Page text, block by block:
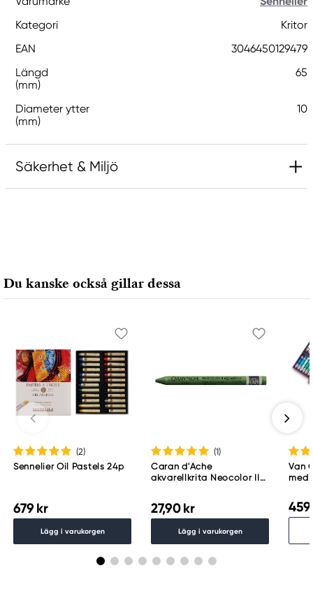
Kategori
Kritor
EAN
3046450129479
Längd
(mm)
65
Diameter ytter
(mm)
10
Säkerhet & Miljö
22002 Saint Brieuc cedex, France
mail@raphael.fr
Du kanske också gillar dessa
(2)
Sennelier Oil Pastels 24p
679 kr
Lägg i varukorgen
(1)
Caran d'Ache
akvarellkrita Neocolor II
27,90 kr
Lägg i varukorgen
Van
med